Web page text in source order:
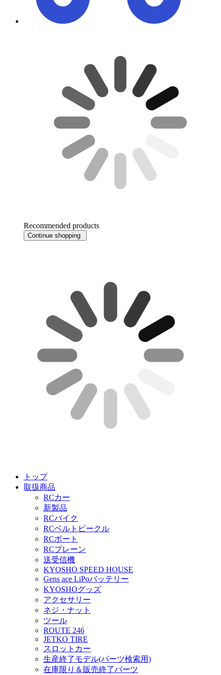
Recommended products
Continue shopping
トップ
取扱商品
RCカー
新製品
RCバイク
RCベルトビークル
RCボート
RCプレーン
送受信機
KYOSHO SPEED HOUSE
Gens ace LiPoバッテリー
KYOSHOグッズ
アクセサリー
ネジ・ナット
ツール
ROUTE 246
JETKO TIRE
スロットカー
生産終了モデル(パーツ検索用)
在庫限り＆販売終了パーツ